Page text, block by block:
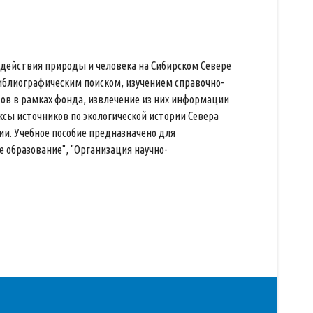
природы и человека на Сибирском Севере
поиском, изучением справочно-
в рамках фонда, извлечение из них информации
источников по экологической истории Севера
Учебное пособие предназначено для
образование", "Организация научно-